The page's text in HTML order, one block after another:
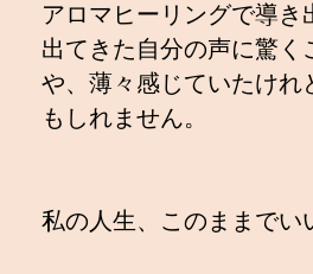
アロマヒーリングで導
出てきた自分の声に驚
や、薄々感じていたけれ
もしれません。
私の人生、このままでい